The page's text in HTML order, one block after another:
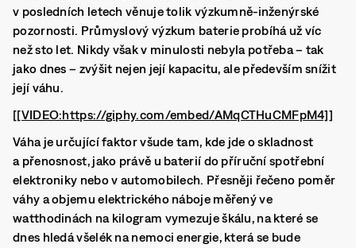
v posledních letech věnuje tolik výzkumně-inženýrské
pozornosti. Průmyslový výzkum baterie probíhá už víc
než sto let. Nikdy však v minulosti nebyla potřeba – tak
jako dnes – zvýšit nejen její kapacitu, ale především snížit
její váhu.
[[VIDEO:https://giphy.com/embed/AMqCTHuCMFpM4]]
Váha je určující faktor všude tam, kde jde o skladnost
a přenosnost, jako právě u baterií do příruční spotřební
elektroniky nebo v automobilech. Přesněji řečeno poměr
váhy a objemu elektrického náboje měřený ve
watthodinách na kilogram vymezuje škálu, na které se
dnes hledá všelék na nemoci energie, která se bude